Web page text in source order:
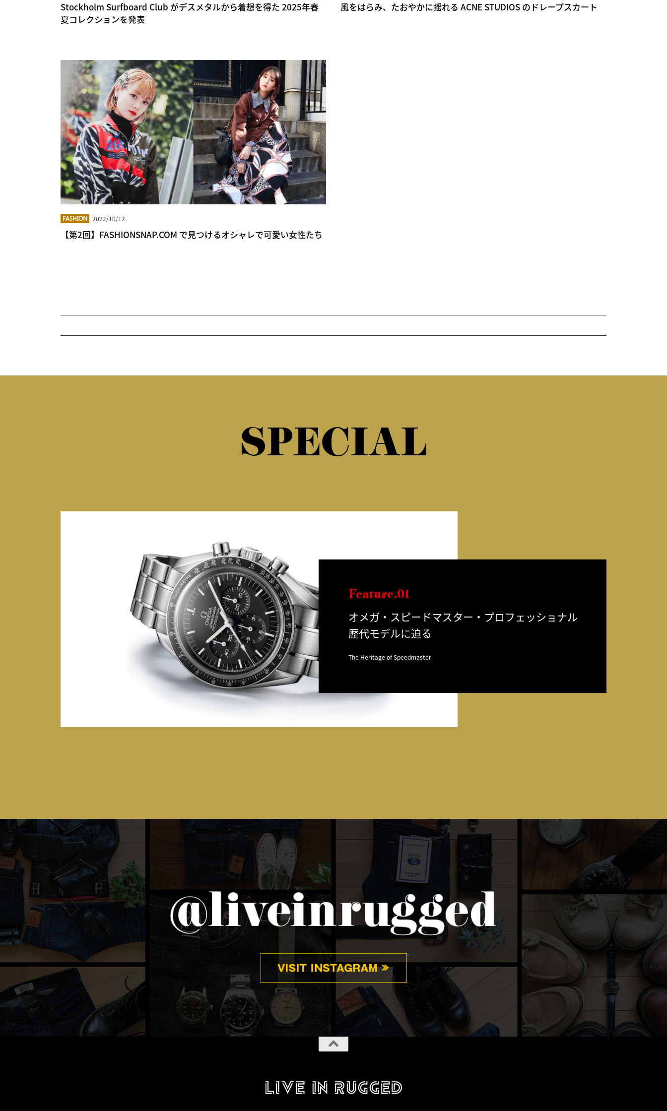
Stockholm Surfboard Club がデスメタルから着想を得た 2025年春
夏コレクションを発表
風をはらみ、たおやかに揺れる ACNE STUDIOS のドレープスカート
FASHION 2022/10/12
【第2回】FASHIONSNAP.COM で見つけるオシャレで可愛い女性たち
SPECIAL
Feature.01
オメガ・スピードマスター・プロフェッショナル
歴代モデルに迫る
The Heritage of Speedmaster